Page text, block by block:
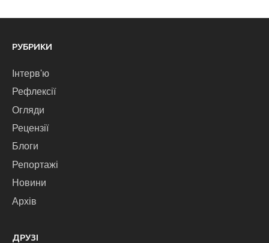
РУБРИКИ
Інтерв'ю
Рефлексії
Огляди
Рецензії
Блоги
Репортажі
Новини
Архів
ДРУЗІ